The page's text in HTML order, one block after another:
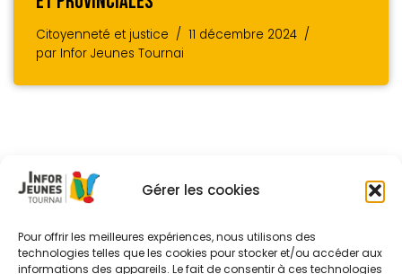
Gérer les cookies
Pour offrir les meilleures expériences, nous utilisons des
technologies telles que les cookies pour stocker et/ou accéder aux
informations des appareils. Le fait de consentir à ces technologies
Citoyenneté et justice
11 décembre 2024
par Infor Jeunes Tournai